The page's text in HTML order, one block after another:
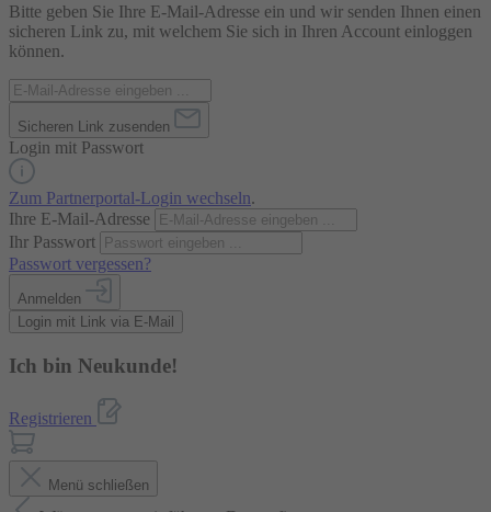
Bitte geben Sie Ihre E-Mail-Adresse ein und wir senden Ihnen einen
sicheren Link zu, mit welchem Sie sich in Ihren Account einloggen
können.
Sicheren Link zusenden
Login mit Passwort
Zum Partnerportal-Login wechseln.
Ihre E-Mail-Adresse
Ihr Passwort
Passwort vergessen?
Anmelden
Login mit Link via E-Mail
Ich bin Neukunde!
Registrieren
Menü schließen